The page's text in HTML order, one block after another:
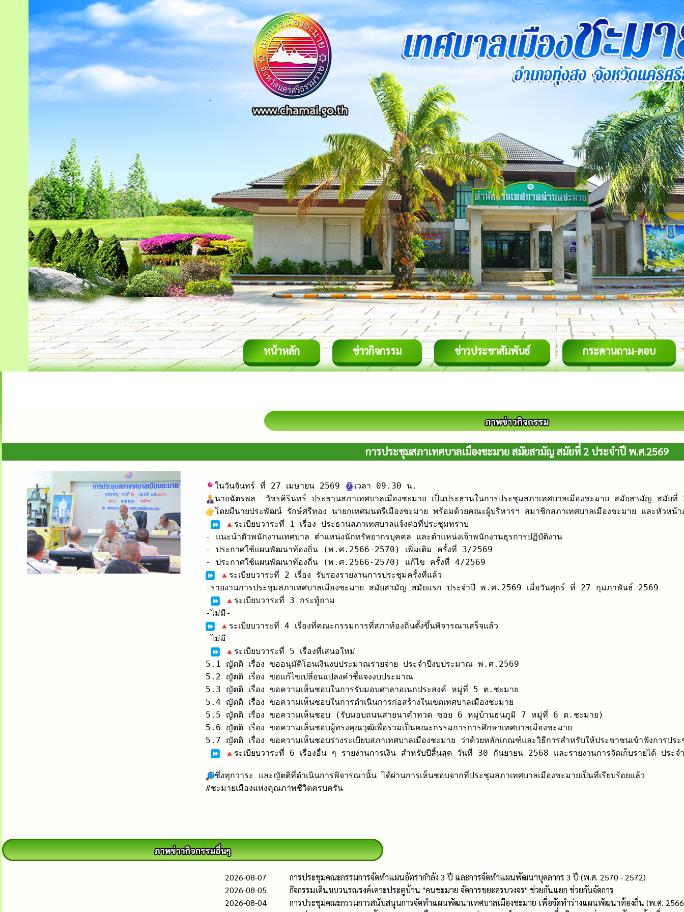
หน้าหลัก ข่าวกิจกรรม ข่าวประชาสัมพันธ์ กระดานถาม-ตอบ
การประชุมสภาเทศบาลเมืองชะมาย สมัยสามัญ สมัยที่ 2 ประจำปี พ.ศ.2569
ในวันจันทร์ ที่ 27 เมษายน 2569
โดยมีนายประพัฒน์ รักษ์ศรีทอง นายกเทศมนตรีเมืองชะมาย พร้อมด้วยคณะผู้บริหารฯ สมาชิกสภาเทศบาลเมืองชะมาย และหัวหน้
ระเบียบวาระที่ 1 เรื่อง ประธานสภาเทศบาลแจ้งต่อที่ประชุมทราบ
- แนะนำตัวพนักงานเทศบาล ตำแหน่งนักทรัพยากรบุคคล และตำแหน่งเจ้าพนักงานธุรการปฏิบัติงาน
- ประกาศใช้แผนพัฒนาท้องถิ่น (พ.ศ.2566-2570) เพิ่มเติม ครั้งที่ 3/2569
ระเบียบวาระที่ 2 เรื่อง รับรองรายงานการประชุมครั้งที่แล้ว
-รายงานการประชุมสภาเทศบาลเมืองชะมาย สมัยสามัญ สมัยแรก ประจำปี พ.ศ.2569 เมื่อวันศุกร์ ที่ 27 กุมภาพันธ์ 2569
ระเบียบวาระที่ 3 กระทู้ถาม
ระเบียบวาระที่ 4 เรื่องที่คณะกรรมการที่สภาท้องถิ่นตั้งขึ้นพิจารณาเสร็จแล้ว
-ไม่มี-
ระเบียบวาระที่ 5 เรื่องที่เสนอใหม่
5.1 ญัตติ เรื่อง ขออนุมัติโอนเงินงบประมาณรายจ่าย ประจำปีงบประมาณ พ.ศ.2569
5.2 ญัตติ เรื่อง ขอแก้ไขเปลี่ยนแปลงคำชี้แจงงบประมาณ
5.3 ญัตติ เรื่อง ขอความเห็นชอบในการรับมอบศาลาอเนกประสงค์ หมู่ที่ 5 ต.ชะมาย
5.4 ญัตติ เรื่อง ขอความเห็นชอบในการดำเนินการก่อสร้างในเขตเทศบาลเมืองชะมาย
5.5 ญัตติ เรื่อง ขอความเห็นชอบ (รับมอบถนนสายนาคำทวด ซอย 6 หมู่บ้านธนภูมิ 7 หมู่ที่ 6 ต.ชะมาย)
5.6 ญัตติ เรื่อง ขอความเห็นชอบผู้ทรงคุณวุฒิเพื่อร่วมเป็นคณะกรรมการการศึกษาเทศบาลเมืองชะมาย
5.7 ญัตติ เรื่อง ขอความเห็นชอบร่างระเบียบสภาเทศบาลเมืองชะมาย ว่าด้วยหลักเกณฑ์และวิธีการสำหรับให้ประชาชนเข้าฟังการ
ระเบียบวาระที่ 6 เรื่องอื่น ๆ รายงานการเงิน สำหรับปีสิ้นสุด วันที่ 30 กันยายน 2568 และรายงานการจัดเก็บรายได้ ประ
ซึ่งทุกวาระ และญัตติที่ดำเนินการพิจารณานั้น ได้ผ่านการเห็นชอบจากที่ประชุมสภาเทศบาลเมืองชะมายเป็นที่เรียบร้อยแล้ว
#ชะมายเมืองแห่งคุณภาพชีวิตครบครัน
2026-08-07
การประชุมคณะกรรมการจัดทำแผนอัตรากำลัง 3 ปี และการจัดทำแผนพัฒนาบุคลากร 3 ปี (พ.ศ. 2570 - 2572)
2026-08-05
กิจกรรมเดินขบวนรณรงค์เคาะประตูบ้าน "คนชะมาย จัดการขยะครบวงจร" ช่วยกันแยก ช่วยกันจัดการ
2026-08-04
การประชุมคณะกรรมการสนับสนุนการจัดทำแผนพัฒนาเทศบาลเมืองชะมาย เพื่อจัดทำร่างแผนพัฒนาท้องถิ่น (พ.ศ.